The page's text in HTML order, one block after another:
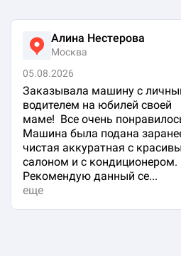
Алина Нестерова
Москва
05.08.2026
Заказывала машину с
водителем на юбилей своей
маме! Все очень
Машина была подана
чистая аккуратная с
салоном и с кондиционером.
Рекомендую данный се...
еще